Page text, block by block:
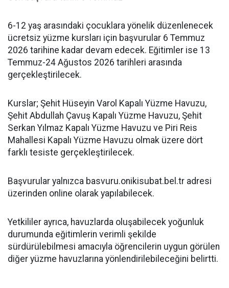
6-12 yaş arasındaki çocuklara yönelik düzenlenecek
ücretsiz yüzme kursları için başvurular 6 Temmuz
2026 tarihine kadar devam edecek. Eğitimler ise 13
Temmuz-24 Ağustos 2026 tarihleri arasında
gerçekleştirilecek.
Kurslar; Şehit Hüseyin Varol Kapalı Yüzme Havuzu,
Şehit Abdullah Çavuş Kapalı Yüzme Havuzu, Şehit
Serkan Yılmaz Kapalı Yüzme Havuzu ve Piri Reis
Mahallesi Kapalı Yüzme Havuzu olmak üzere dört
farklı tesiste gerçekleştirilecek.
Başvurular yalnızca basvuru.onikisubat.bel.tr adresi
üzerinden online olarak yapılabilecek.
Yetkililer ayrıca, havuzlarda oluşabilecek yoğunluk
durumunda eğitimlerin verimli şekilde
sürdürülebilmesi amacıyla öğrencilerin uygun görülen
diğer yüzme havuzlarına yönlendirilebileceğini belirtti.